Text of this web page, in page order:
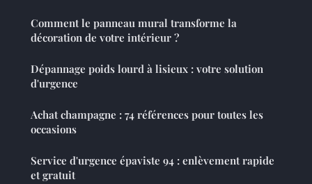
Comment le panneau mural transforme la
décoration de votre intérieur ?
Dépannage poids lourd à lisieux : votre solution
d'urgence
Achat champagne : 74 références pour toutes les
occasions
Service d'urgence épaviste 94 : enlèvement rapide
et gratuit